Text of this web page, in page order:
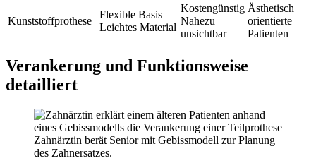
Kunststoffprothese
Flexible Basis
Leichtes Material
Kostengünstig
Nahezu
unsichtbar
Ästhetisch
orientierte
Patienten
Verankerung und Funktionsweise
detailliert
Zahnärztin berät Senior mit Gebissmodell zur Planung
des Zahnersatzes.